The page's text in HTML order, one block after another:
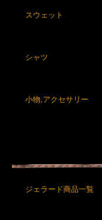
スウェット
シャツ
小物,アクセサリー
ジェラード商品一覧